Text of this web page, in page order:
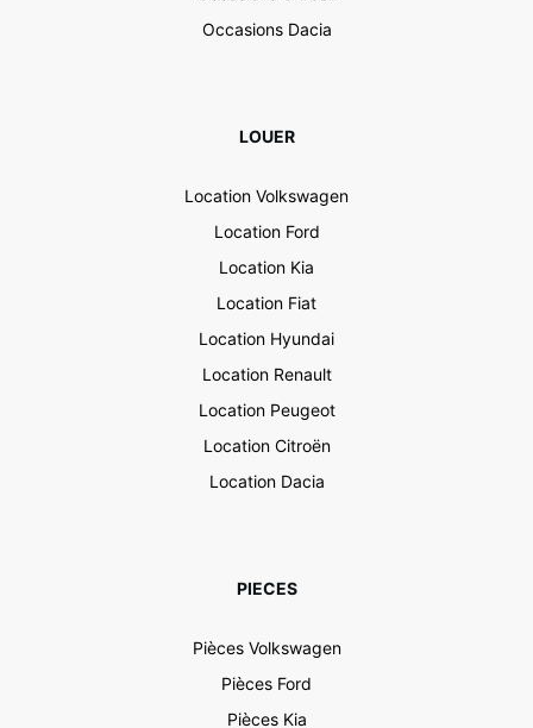
Occasions Dacia
LOUER
Location Volkswagen
Location Ford
Location Kia
Location Fiat
Location Hyundai
Location Renault
Location Peugeot
Location Citroën
Location Dacia
PIECES
Pièces Volkswagen
Pièces Ford
Pièces Kia